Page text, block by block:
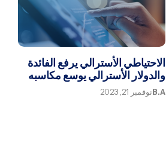
الاحتياطي الأسترالي يرفع الفائدة
والدولار الأسترالي يوسع مكاسبه
B.Aنوفمبر 21, 2023